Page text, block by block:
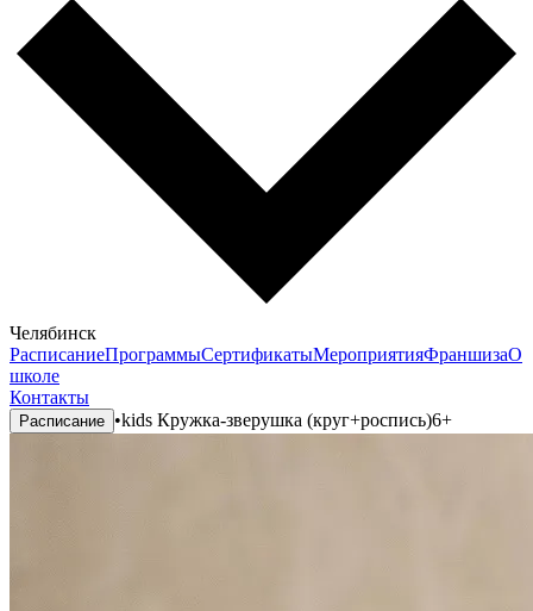
Челябинск
РасписаниеПрограммыСертификатыМероприятияФраншизаО
школе
Контакты
Расписание •kids Кружка-зверушка (круг+роспись)6+